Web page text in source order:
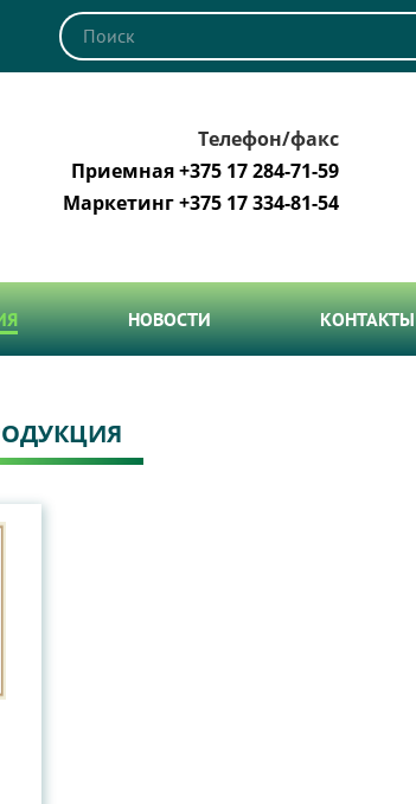
Телефон/факс
Приемная +375 17 284-71-59
Маркетинг +375 17 334-81-54
НОВОСТИ КОНТАКТЫ